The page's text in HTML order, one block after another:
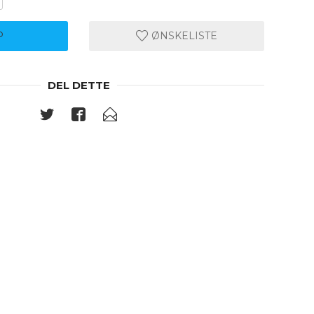
ØNSKELISTE
DEL DETTE